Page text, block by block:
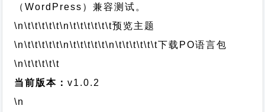
（WordPress）兼容测试。
\n\t\t\t\t\t\n\t\t\t\t\t\t预览主题
\n\t\t\t\t\t\n\t\t\t\t\t\n\t\t\t\t\t\t下载PO语言包
\n\t\t\t\t\t
当前版本：v1.0.2
\n